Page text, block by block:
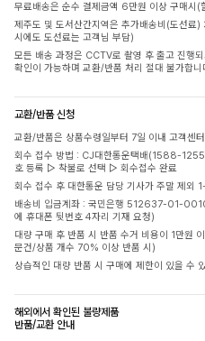
무료배송은 순수 결제금액 6만원 이상 구매시(
제주도 및 도서산간지역은 추가배송비(도선
시에도 도선료는 고객님 부담)
모든 배송 과정은 CCTV로 촬영 후 출고 진행
확인이 가능하며 교환/반품 처리 절대 불가합니
교환/반품 신청
교환/반품은 상품수령일부터 7일 이내 고객센
회수 접수 방법 : CJ대한통운택배(1588-
호 등록 ▷ 착불로 선택 ▷ 회수접수 완료
회수 접수 후 대한통운 담당 기사가 주말 제외
배송비 입금계좌 : 국민은행 512637-01-
에 휴대폰 뒷번호 4자리 기재 요청)
대량 구매 후 반품 시 반품 수거 비용이 1만원
문건/상품 개수 70% 이상 반품 시)
상습적인 대량 반품 시 구매에 제한이 있을 수
해외에서 확인된 불량제품
반품/교환 안내